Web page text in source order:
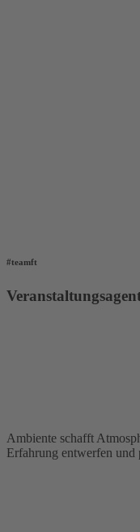
#teamft
Ambiente schafft
Erfahrung entwerfen und